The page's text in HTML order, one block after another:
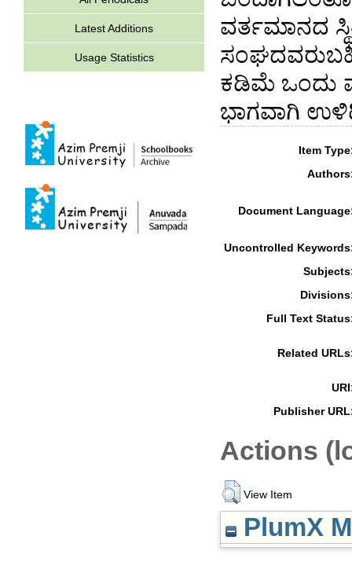
Latest Additions
Usage Statistics
ವರ್ತಮಾನದ
ಕಡಿಮೆ ಒಂದು
ಭಾಗವಾಗಿ
Item
Document
Uncontrolled
Full Text
Related
Publisher
Actions
View Item
PlumX